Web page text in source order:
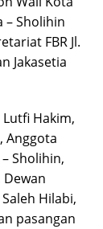
– Sholihin
FBR Jl.
Jakasetia
Hakim,
Anggota
Sholihin,
Dewan
Hilabi,
pasangan